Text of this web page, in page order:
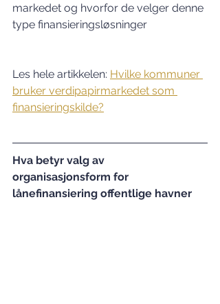
markedet og hvorfor de velger denne
type finansieringsløsninger
Les hele artikkelen: Hvilke kommuner
bruker verdipapirmarkedet som
finansieringskilde?
Hva betyr valg av
organisasjonsform for
lånefinansiering offentlige havner